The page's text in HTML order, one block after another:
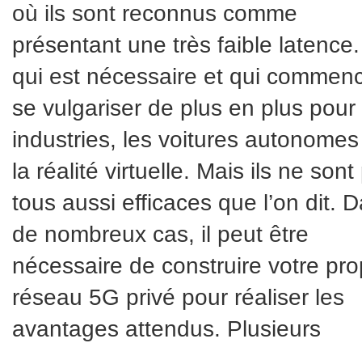
où ils sont reconnus comme
présentant une très faible
qui est nécessaire et qui
se vulgariser de plus en plus pour
industries, les voitures
la réalité virtuelle. Mais ils ne sont
tous aussi efficaces que l’on dit.
de nombreux cas, il peut être
nécessaire de construire votre
réseau 5G privé pour réaliser les
avantages attendus. Plusieurs